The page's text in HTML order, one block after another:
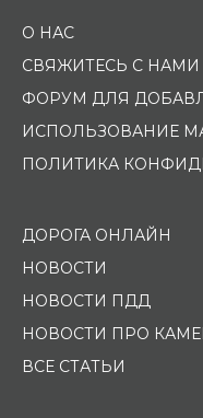
О НАС
СВЯЖИТЕСЬ С НАМИ
ФОРУМ ДЛЯ
ИСПОЛЬЗОВАНИЕ
ПОЛИТИКА
ДОРОГА ОНЛАЙН
НОВОСТИ
НОВОСТИ ПДД
НОВОСТИ ПРО
ВСЕ СТАТЬИ